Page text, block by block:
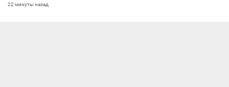
22 минуты назад